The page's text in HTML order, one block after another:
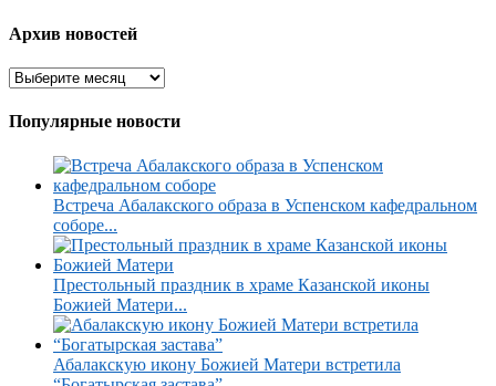
Архив новостей
Популярные новости
Встреча Абалакского образа в Успенском кафедральном
соборе...
Престольный праздник в храме Казанской иконы
Божией Матери...
Абалакскую икону Божией Матери встретила